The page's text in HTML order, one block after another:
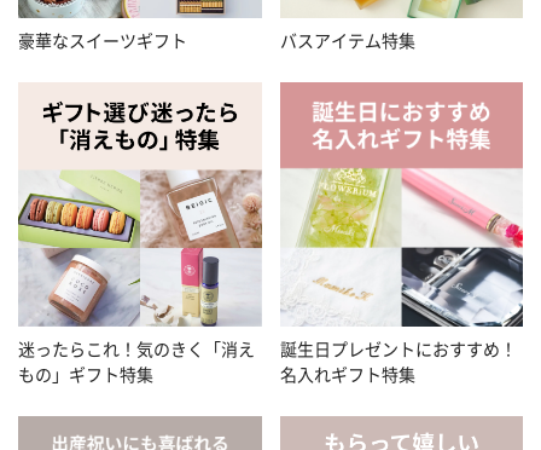
豪華なスイーツギフト バスアイテム特集
迷ったらこれ！気のきく「消え
もの」ギフト特集
誕生日プレゼントにおすすめ！
名入れギフト特集